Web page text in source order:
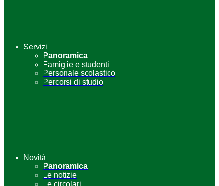
Servizi
Panoramica
Famiglie e studenti
Personale scolastico
Percorsi di studio
Novità
Panoramica
Le notizie
Le circolari